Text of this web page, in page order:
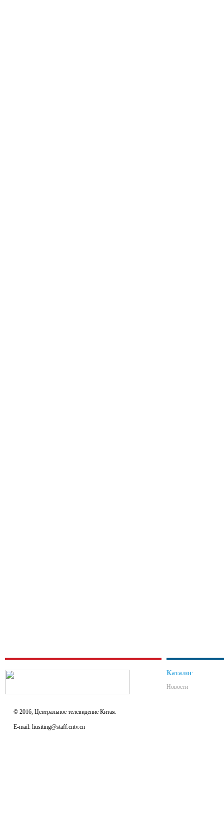
© 2016, Центральное телевидение Китая.
E-mail: liusiting@staff.cntv.cn
Каталог
Новости